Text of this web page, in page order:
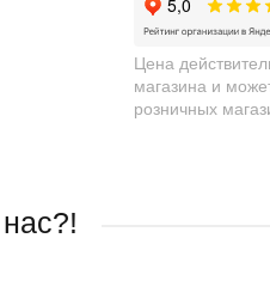
Цена
магазина и
розничных